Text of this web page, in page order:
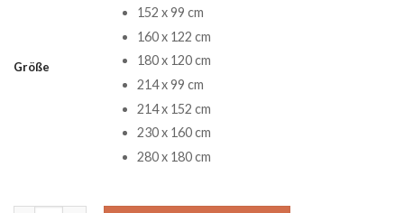
Größe
152 x 99 cm
160 x 122 cm
180 x 120 cm
214 x 99 cm
214 x 152 cm
230 x 160 cm
280 x 180 cm